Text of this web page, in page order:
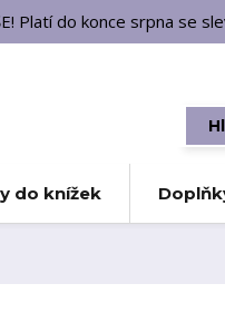
Platí do konce srpna se
do knížek